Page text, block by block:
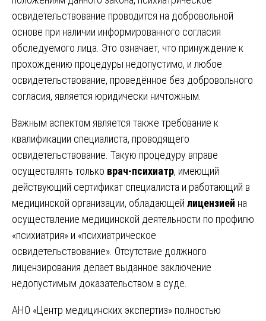
освидетельствование проводится на добровольной
основе при наличии информированного согласия
обследуемого лица. Это означает, что принуждение к
прохождению процедуры недопустимо, и любое
освидетельствование, проведённое без добровольного
согласия, является юридически ничтожным.
Важным аспектом является также требование к
квалификации специалиста, проводящего
освидетельствование. Такую процедуру вправе
осуществлять только врач-психиатр, имеющий
действующий сертификат специалиста и работающий в
медицинской организации, обладающей лицензией на
осуществление медицинской деятельности по профилю
«психиатрия» и «психиатрическое
освидетельствование». Отсутствие должного
лицензирования делает выданное заключение
недопустимым доказательством в суде.
АНО «Центр медицинских экспертиз» полностью